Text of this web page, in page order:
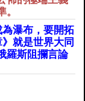
瀑布，要開拓
就是世界大同
羅斯阻攔言論